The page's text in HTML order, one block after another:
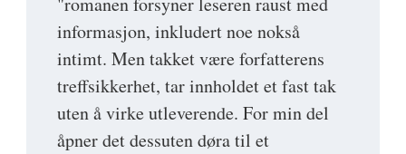
informasjon, inkludert noe nokså
intimt. Men takket være forfatterens
treffsikkerhet, tar innholdet et fast tak
uten å virke utleverende. For min del
åpner det dessuten døra til et